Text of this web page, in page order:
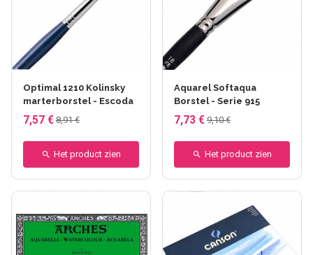
Optimal 1210 Kolinsky
marterborstel - Escoda
7,57 € 8,91 €
Het product zien
Aquarel Softaqua
Borstel - Serie 915
7,73 € 9,10 €
Het product zien